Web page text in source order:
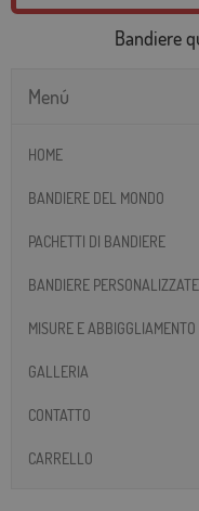
Bandiere
Menú
HOME
BANDIERE DEL MONDO
PACHETTI DI BANDIERE
BANDIERE PERSONALIZZATE
MISURE E ABBIGGLIAMENTO
GALLERIA
CONTATTO
CARRELLO